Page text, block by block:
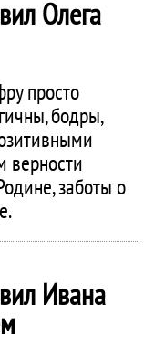
Олега
просто
бодры,
верности
заботы о
Ивана